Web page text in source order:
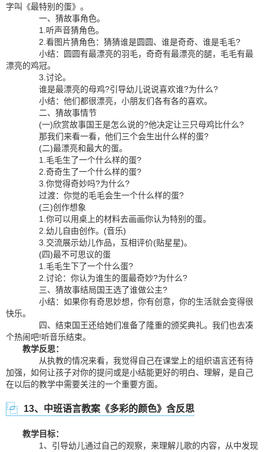
字叫《最特别的蛋》。
一、猜故事角色。
1.听声音猜角色。
2.看图片猜角色：猜猜谁是圆圆、谁是奇奇、谁是毛毛?
小结：圆圆有最漂亮的羽毛，奇奇有最漂亮的腿，毛毛有最
漂亮的鸡冠。
3.讨论。
谁是最漂亮的母鸡?引导幼儿说说喜欢谁?为什么?
小结：他们都很漂亮，小朋友们各有各的喜欢。
二、猜故事情节
(一)欣赏故事国王是怎么说的?他决定让三只母鸡比什么?
那我们来看一看，他们三个会生出什么样的蛋?
(二)最漂亮和最大的蛋。
1.毛毛生了一个什么样的蛋?
2.奇奇生了一个什么样的蛋?
3.你觉得奇妙吗?为什么?
过渡：你觉的毛毛会生一个什么样的蛋?
(三)创作想象
1.你可以用桌上的材料去画画你认为特别的蛋。
2.幼儿自由创作。(音乐)
3.交流展示幼儿作品，互相评价(贴星星)。
(四)最不可思议的蛋
1.毛毛生下了一个什么蛋?
2.讨论：你认为谁生的蛋最奇妙?为什么?
三、猜故事结局国王选了谁做公主?
小结：如果你有奇思妙想，你有创意，你的生活就会变得很
快乐。
四、结束国王还给她们准备了隆重的颁奖典礼。我们也去凑
个热闹吧!听音乐结束。
教学反思：
从执教的情况来看，我觉得自己在课堂上的组织语言还有待
加强，如何让孩子对你的提问或是小结能更好的明白、理解，是自己
在以后的教学中需要关注的一个重要方面。
13、中班语言教案《多彩的颜色》含反思
教学目标：
1、引导幼儿通过自己的观察，来理解儿歌的内容，从中发现